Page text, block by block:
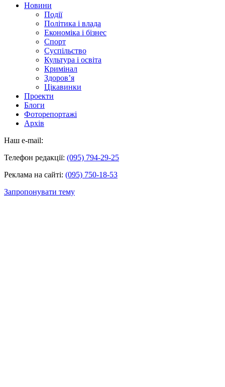
Новини
Події
Політика і влада
Економіка і бізнес
Спорт
Суспільство
Культура і освіта
Кримінал
Здоров’я
Цікавинки
Проекти
Блоги
Фоторепортажі
Архів
Наш e-mail:
Телефон редакції: (095) 794-29-25
Реклама на сайті: (095) 750-18-53
Запропонувати тему